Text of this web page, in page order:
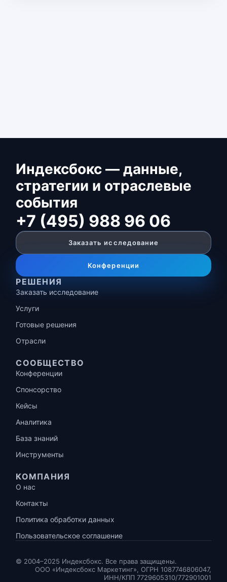
Индексбокс — данные,
стратегии и отраслевые
события
+7 (495) 988 96 06
Заказать исследование
Конференции
РЕШЕНИЯ
Заказать исследование
Услуги
Готовые решения
Отрасли
СООБЩЕСТВО
Конференции
Спонсорство
Кейсы
Аналитика
База знаний
Инструменты
КОМПАНИЯ
О нас
Контакты
Политика обработки данных
Пользовательское соглашение
© 2004–2025 Индексбокс. Все права защищены.
ООО «Индексбокс Маркетинг», ОГРН 1087746806047,
ИНН/КПП 7729605310/772901001